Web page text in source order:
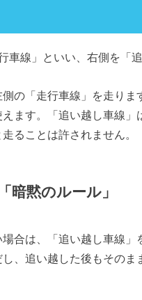
線」といい、右側を「
の「走行車線」を走り
ます。「追い越し車線」
ることは許されません。
暗黙のルール」
合は、「追い越し車線
、追い越した後もそのま